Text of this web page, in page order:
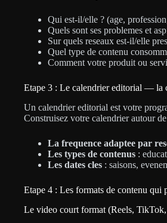
Qui est-il/elle ? (age,
Quels sont ses problemes et
Sur quels reseaux est-il/elle
Quel type de contenu
Comment votre produit ou
Etape 3 : Le calendrier editorial — la
Un calendrier editorial est votre
Construisez votre calendrier autour
La frequence adaptee par
Les types de contenus :
Les dates cles : saisons,
Etape 4 : Les formats de contenu qui
Le video court format (Reels,